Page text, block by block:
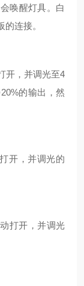
唤醒灯具。白
连接。
开，并调光至4
的输出，然
开，并调光的
打开，并调光